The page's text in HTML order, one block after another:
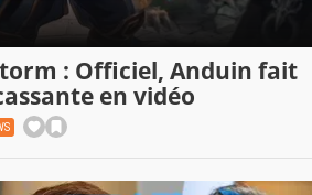
: Officiel, Anduin fait
en vidéo